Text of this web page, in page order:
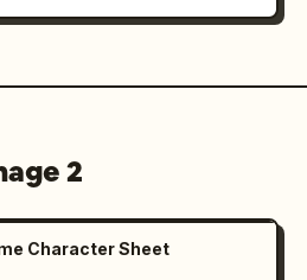
2
Character Sheet